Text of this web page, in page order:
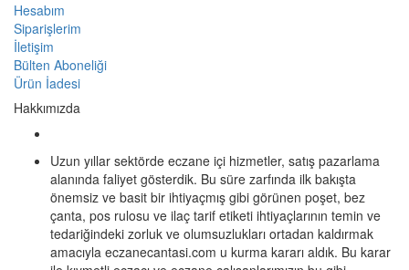
Hesabım
Siparişlerim
İletişim
Bülten Aboneliği
Ürün İadesi
Hakkımızda
Uzun yıllar sektörde eczane içi hizmetler, satış pazarlama
alanında faliyet gösterdik. Bu süre zarfında ilk bakışta
önemsiz ve basit bir ihtiyaçmış gibi görünen poşet, bez
çanta, pos rulosu ve ilaç tarif etiketi ihtiyaçlarının temin ve
tedariğindeki zorluk ve olumsuzlukları ortadan kaldırmak
amacıyla eczanecantasi.com u kurma kararı aldık. Bu karar